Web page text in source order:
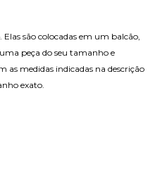
são colocadas em um balcão,
peça do seu tamanho e
as medidas indicadas na descrição
exato.